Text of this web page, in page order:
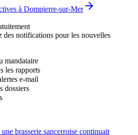
à Dompierre-sur-Mer
des notifications pour les nouvelles
mandataire
les rapports
e-mail
dossiers
brasserie sancerroise continuait